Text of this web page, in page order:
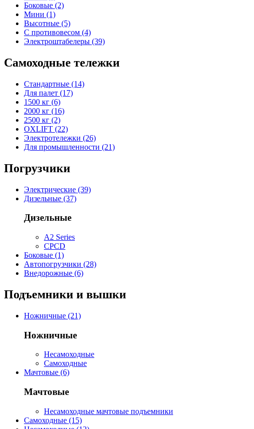
Боковые (2)
Мини (1)
Высотные (5)
С противовесом (4)
Электроштабелеры (39)
Самоходные тележки
Стандартные (14)
Для палет (17)
1500 кг (6)
2000 кг (16)
2500 кг (2)
OXLIFT (22)
Электротележки (26)
Для промышленности (21)
Погрузчики
Электрические (39)
Дизельные (37)
Дизельные
A2 Series
CPCD
Боковые (1)
Автопогрузчики (28)
Внедорожные (6)
Подъемники и вышки
Ножничные (21)
Ножничные
Несамоходные
Самоходные
Мачтовые (6)
Мачтовые
Несамоходные мачтовые подъемники
Самоходные (15)